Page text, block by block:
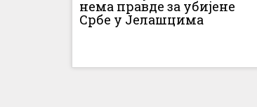
нема правде за убијене
Србе у Јелашцима